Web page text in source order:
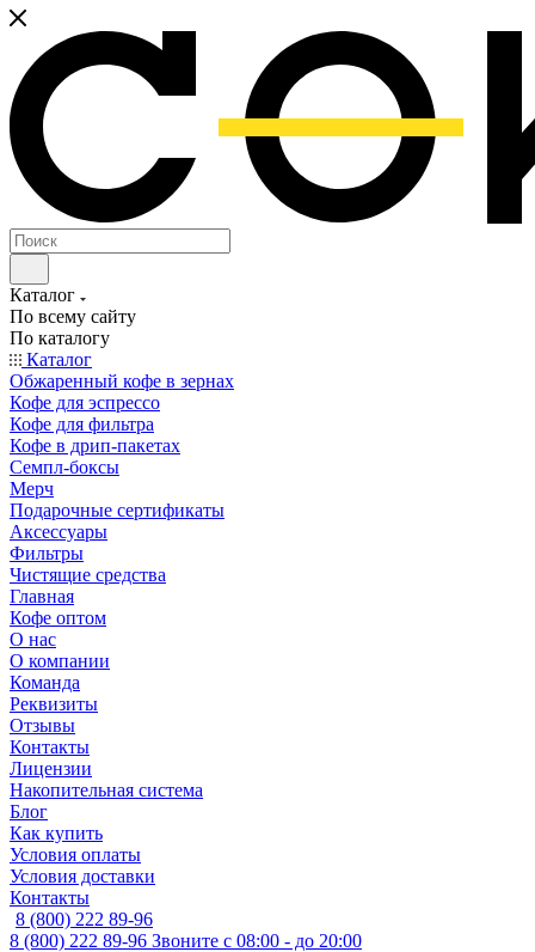
Каталог
По всему сайту
По каталогу
Каталог
Обжаренный кофе в зернах
Кофе для эспрессо
Кофе для фильтра
Кофе в дрип-пакетах
Семпл-боксы
Мерч
Подарочные сертификаты
Аксессуары
Фильтры
Чистящие средства
Главная
Кофе оптом
О нас
О компании
Команда
Реквизиты
Отзывы
Контакты
Лицензии
Накопительная система
Блог
Как купить
Условия оплаты
Условия доставки
Контакты
8 (800) 222 89-96
8 (800) 222 89-96 Звоните с 08:00 - до 20:00